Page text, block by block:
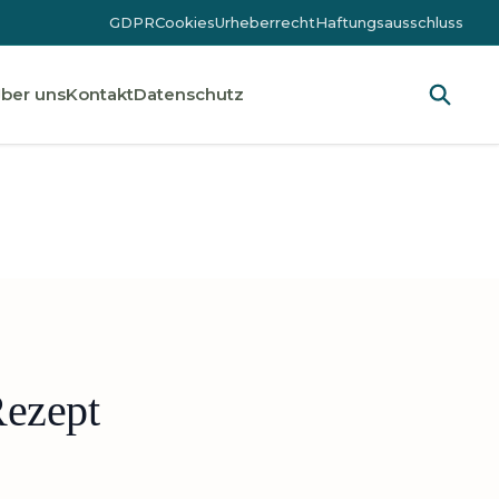
GDPRCookiesUrheberrechtHaftungsausschluss
unsKontaktDatenschutz